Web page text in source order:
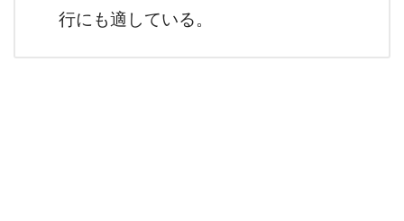
行にも適している。